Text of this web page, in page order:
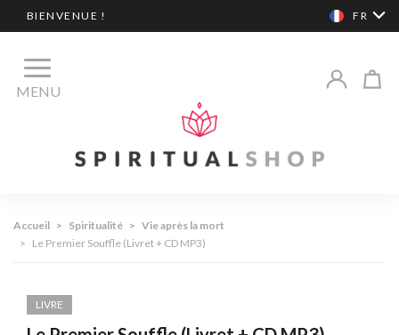
BIENVENUE ! FR
MENU
Accueil > Spiritualité > Vie après la mort
> Le Premier Souffle (Livret + CD MP3)
LIVRE